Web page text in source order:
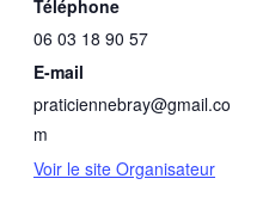
Téléphone
06 03 18 90 57
E-mail
praticiennebray@gmail.co
m
Voir le site Organisateur